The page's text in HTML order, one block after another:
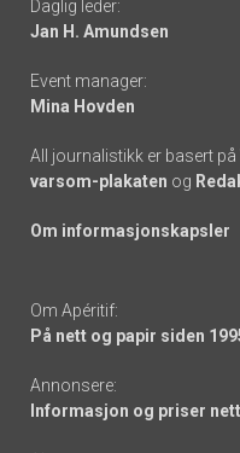
links
Daglig leder:
Jan H. Amundsen
Event manager:
Mina Hovden
All journalistikk er basert på
varsom-plakaten og
Om informasjonskapsler
Om Apéritif:
På nett og papir siden
Annonsere:
Informasjon og priser